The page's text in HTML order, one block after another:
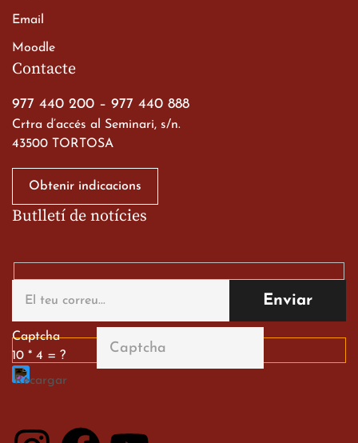
a les ciutats imperials
alumnes al Tortosa
English Festival
13 de març de 2026
Contacte
977 440 200 – 977 440 888
Crtra d’accés al Seminari, s/n.
43500 TORTOSA
Obtenir indicacions
Email
Moodle
Butlletí de notícies
Captcha
10 * 4 = ?